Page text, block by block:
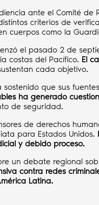
ante el Comité de
criterios de
cuerpos como la
el pasado 2 de
costas del Pacífico. El
cada objetivo.
sostenido que sus
ha generado
de seguridad.
de derechos
para Estados Unidos.
y debido proceso.
un debate regional
contra redes
Latina.